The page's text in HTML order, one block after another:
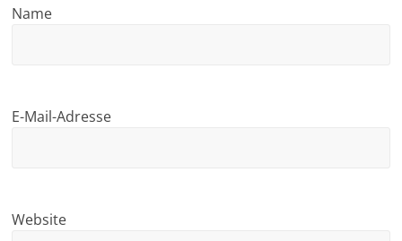
Name
E-Mail-Adresse
Website